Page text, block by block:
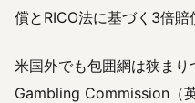
償とRICO法に基づく3倍賠
米国外でも包囲網は狭まり
Gambling Commission（